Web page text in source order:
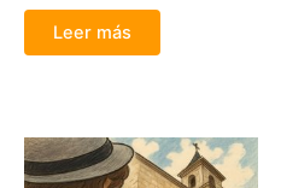
Leer más